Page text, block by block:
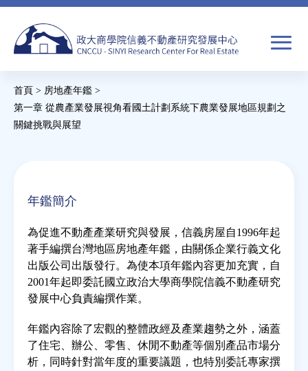
Jump
navigation
搜
尋
搜
尋
教育推廣
房市分析
研究獎勵
房地產年鑑
您
在
首頁 > 房地產年鑑 >
第一章 從農產業發展視角看國土計劃系統下農業發展地區規劃之
關鍵挑戰與展望
年鑑簡介
為促進不動產產業研究與發展，信義房屋自1996年起
著手編撰台灣地區房地產年鑑，由關係企業行義文化
出版公司出版發行。為使本項年鑑內容更加充實，自
2001年起即委託國立政治大學商學院信義不動產研究
發展中心負責編撰作業。
年鑑內容除了宏觀的整體政經及產業趨勢之外，涵蓋
了住宅、辦公、零售、休閒不動產等個別產品市場分
析，同時針對當年度的重要議題，也特別委託專家撰